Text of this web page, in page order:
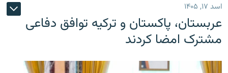
اسد ۱۷, ۱۴۰۵
عربستان، پاکستان و ترکیه توافق دفاعی
مشترک امضا کردند